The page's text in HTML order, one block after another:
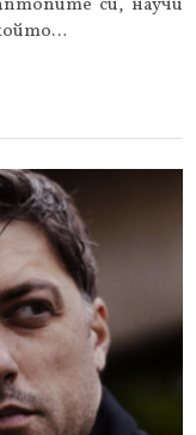
си, научи